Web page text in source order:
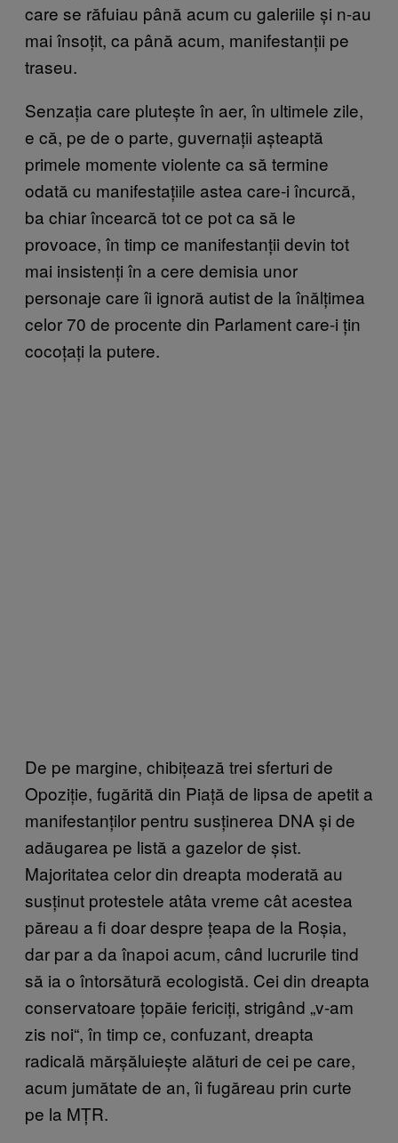
care se răfuiau până acum cu galeriile și n-au
mai însoțit, ca până acum, manifestanții pe
traseu.
Senzația care plutește în aer, în ultimele zile,
e că, pe de o parte, guvernații așteaptă
primele momente violente ca să termine
odată cu manifestațiile astea care-i încurcă,
ba chiar încearcă tot ce pot ca să le
provoace, în timp ce manifestanții devin tot
mai insistenți în a cere demisia unor
personaje care îi ignoră autist de la înălțimea
celor 70 de procente din Parlament care-i țin
cocoțați la putere.
De pe margine, chibițează trei sferturi de
Opoziție, fugărită din Piață de lipsa de apetit a
manifestanților pentru susținerea DNA și de
adăugarea pe listă a gazelor de șist.
Majoritatea celor din dreapta moderată au
susținut protestele atâta vreme cât acestea
păreau a fi doar despre țeapa de la Roșia,
dar par a da înapoi acum, când lucrurile tind
să ia o întorsătură ecologistă. Cei din dreapta
conservatoare țopăie fericiți, strigând „v-am
zis noi“, în timp ce, confuzant, dreapta
radicală mărșăluiește alături de cei pe care,
acum jumătate de an, îi fugăreau prin curte
pe la MȚR.